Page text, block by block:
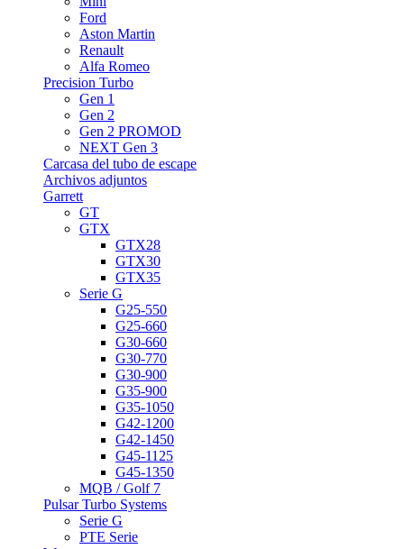
Ford
Aston Martin
Renault
Alfa Romeo
Precision Turbo
Gen 1
Gen 2
Gen 2 PROMOD
NEXT Gen 3
Carcasa del tubo de escape
Archivos adjuntos
Garrett
GT
GTX
GTX28
GTX30
GTX35
Serie G
G25-550
G25-660
G30-660
G30-770
G30-900
G35-900
G35-1050
G42-1200
G42-1450
G45-1125
G45-1350
MQB / Golf 7
Pulsar Turbo Systems
Serie G
PTE Serie